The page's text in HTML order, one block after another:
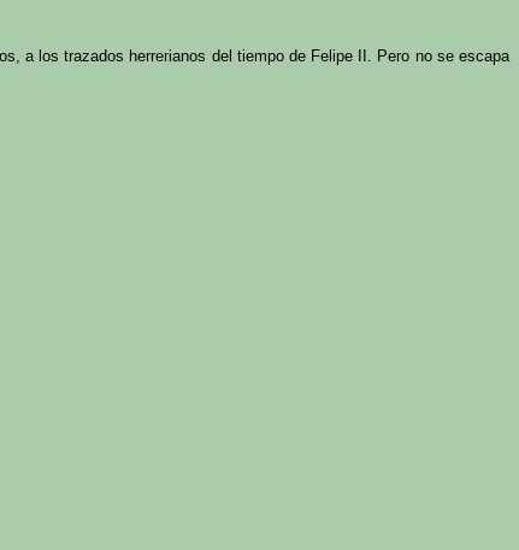
a los trazados herrerianos del tiempo de Felipe II. Pero no se escapa